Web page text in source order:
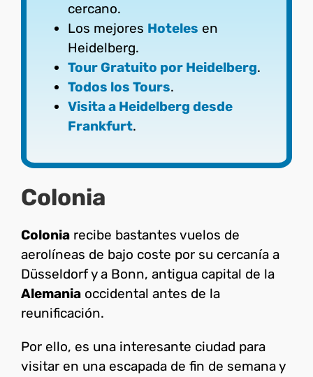
cercano.
Los mejores Hoteles en
Heidelberg.
Tour Gratuito por Heidelberg.
Todos los Tours.
Visita a Heidelberg desde
Frankfurt.
Colonia
Colonia recibe bastantes vuelos de
aerolíneas de bajo coste por su cercanía a
Düsseldorf y a Bonn, antigua capital de la
Alemania occidental antes de la
reunificación.
Por ello, es una interesante ciudad para
visitar en una escapada de fin de semana y